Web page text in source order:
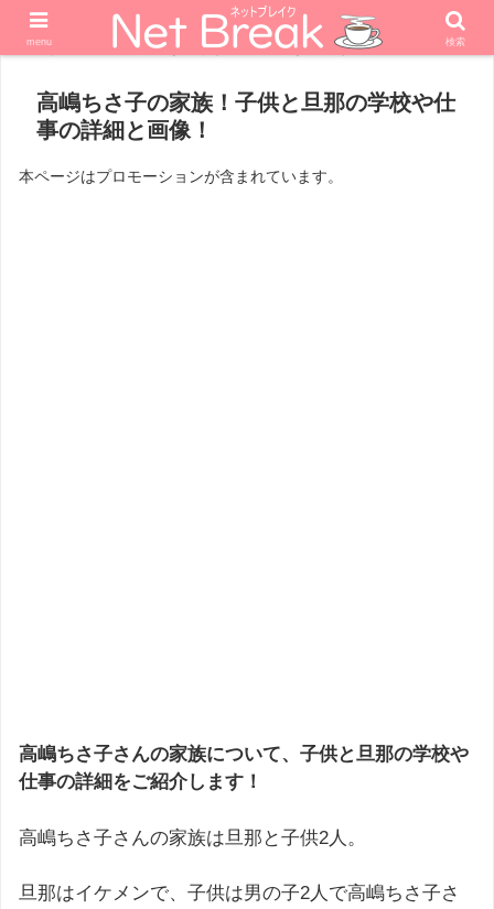
ホーム エンターテナー タレント
高嶋ちさ子の家族！子供と旦那の学校や仕
事の詳細と画像！
本ページはプロモーションが含まれています。
高嶋ちさ子さんの家族について、子供と旦那の学校や
仕事の詳細をご紹介します！
高嶋ちさ子さんの家族は旦那と子供2人。
旦那はイケメンで、子供は男の子2人で高嶋ちさ子さ
menu 検索